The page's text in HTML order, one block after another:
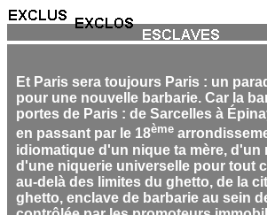
Et Paris sera toujours Paris : un
pour une nouvelle barbarie. Car la
portes de Paris : de Sarcelles à
en passant par le 18ème
idiomatique d'un nique ta mère, d'un
d'une niquerie universelle pour tout
au-delà des limites du ghetto, de la
ghetto, enclave de barbarie au sein